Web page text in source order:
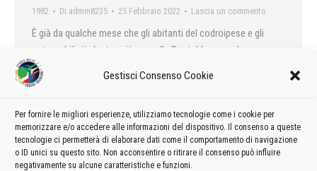
Gestisci Consenso Cookie
Per fornire le migliori esperienze, utilizziamo tecnologie come i cookie per
memorizzare e/o accedere alle informazioni del dispositivo. Il consenso a queste
tecnologie ci permetterà di elaborare dati come il comportamento di navigazione
o ID unici su questo sito. Non acconsentire o ritirare il consenso può influire
negativamente su alcune caratteristiche e funzioni.
1982 Di admin8235 25 Febbraio 2022 Lascia un commento
È già da qualche mese che gli abitanti del codroipese e gli
automobilisti che transitano sulla Pontebbana, vedono
volteggiare nei cieli di Rivolto degli aerei nuovi…
← 1 … 9 10 11 12 13 …
60
→